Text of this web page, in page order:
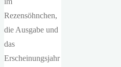
Rezensöhnchen,
die Ausgabe und
das
Erscheinungsjahr